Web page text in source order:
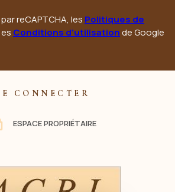
reCAPTCHA, les Politiques de
Conditions d'utilisationde Google
CONNECTER
ESPACE PROPRIÉTAIRE